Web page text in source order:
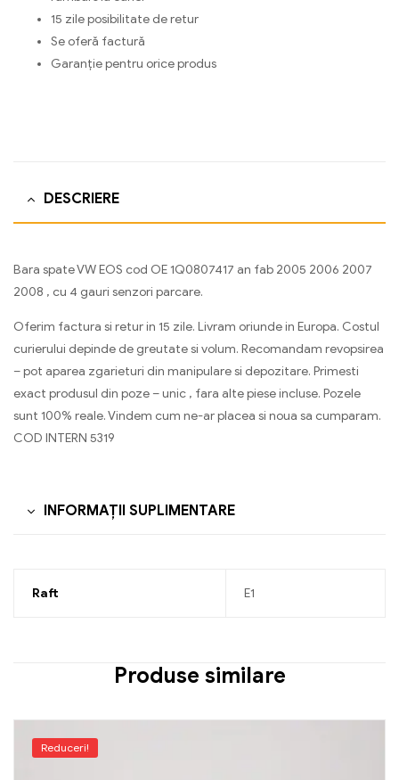
15 zile posibilitate de retur
Se oferă factură
Garanție pentru orice produs
DESCRIERE
Bara spate VW EOS cod OE 1Q0807417 an fab 2005 2006 2007
2008 , cu 4 gauri senzori parcare.
Oferim factura si retur in 15 zile. Livram oriunde in Europa. Costul
curierului depinde de greutate si volum. Recomandam revopsirea
– pot aparea zgarieturi din manipulare si depozitare. Primesti
exact produsul din poze – unic , fara alte piese incluse. Pozele
sunt 100% reale. Vindem cum ne-ar placea si noua sa cumparam.
COD INTERN 5319
INFORMAȚII SUPLIMENTARE
Raft E1
Produse similare
Reduceri!